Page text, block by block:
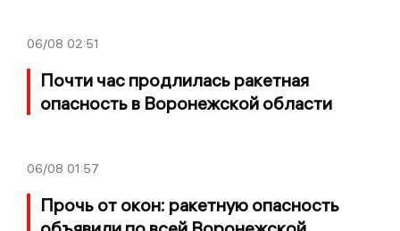
06/08 02:51
Почти час продлилась ракетная
опасность в Воронежской области
06/08 01:57
Прочь от окон: ракетную опасность